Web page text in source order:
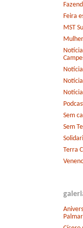
Feira
MST
Sem
Sem
Terra